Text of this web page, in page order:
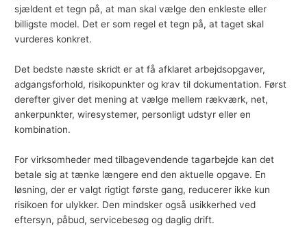
sjældent et tegn på, at man skal vælge den enkleste eller
billigste model. Det er som regel et tegn på, at taget skal
vurderes konkret.
Det bedste næste skridt er at få afklaret arbejdsopgaver,
adgangsforhold, risikopunkter og krav til dokumentation. Først
derefter giver det mening at vælge mellem rækværk, net,
ankerpunkter, wiresystemer, personligt udstyr eller en
kombination.
For virksomheder med tilbagevendende tagarbejde kan det
betale sig at tænke længere end den aktuelle opgave. En
løsning, der er valgt rigtigt første gang, reducerer ikke kun
risikoen for ulykker. Den mindsker også usikkerhed ved
eftersyn, påbud, servicebesøg og daglig drift.